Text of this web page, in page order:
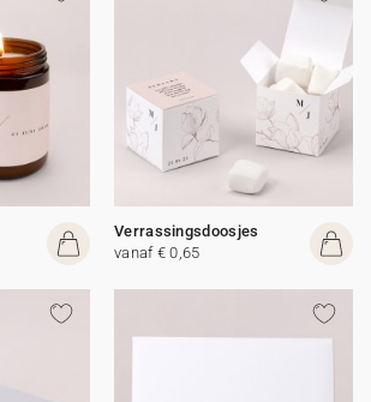
Verrassingsdoosjes
vanaf € 0,65